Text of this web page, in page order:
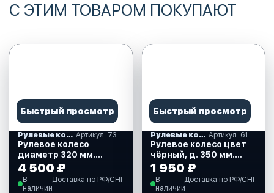
С ЭТИМ ТОВАРОМ ПОКУПАЮТ
Быстрый просмотр
Рулевые колеса, спиннеры
Рулевое колесо
диаметр 320 мм.
(73056-02SL)
4 500 ₽
В
наличии
Доставка по РФ/СНГ
Быстрый просмотр
Рулевые колеса, спиннеры
Рулевое колесо цвет
чёрный, д. 350 мм.
(613007)
1 950 ₽
В
наличии
Доставка по РФ/СНГ